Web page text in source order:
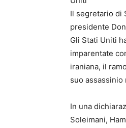
Il segretario di
presidente
Gli Stati Uniti
imparentate
iraniana, il
suo assassinio
In una
Soleimani,